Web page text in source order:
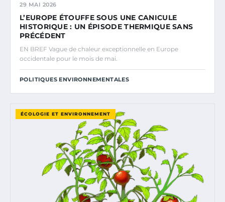
29 MAI 2026
L’EUROPE ÉTOUFFE SOUS UNE CANICULE
HISTORIQUE : UN ÉPISODE THERMIQUE SANS
PRÉCÉDENT
EN BREF Vague de chaleur exceptionnelle en Europe
occidentale pour le mois de mai.
POLITIQUES ENVIRONNEMENTALES
ÉCOLOGIE ET ENVIRONNEMENT